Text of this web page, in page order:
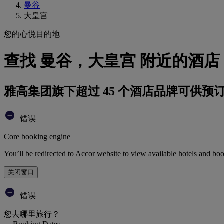
曼谷
大皇宫
您的心悦目的地
查找 曼谷，大皇宫 附近的酒店
雅高集团旗下超过 45 个酒店品牌可供预
错误
Core booking engine
You’ll be redirected to Accor website to view available hotels and
关闭窗口
错误
您去哪里旅行？